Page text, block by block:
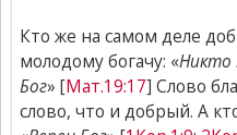
Кто же на самом деле
молодому богачу: «Никто
Бог» [Мат.19:17] Слово
слово, что и добрый. А